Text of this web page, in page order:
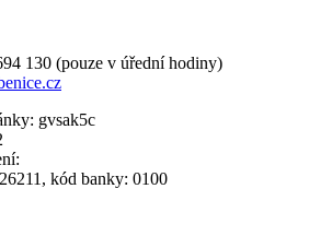
130 (pouze v úřední hodiny)
gvsak5c
kód banky: 0100